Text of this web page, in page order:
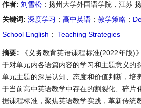
作者: 刘雪松 ：扬州大学外国语学院，江苏
关键词: 深度学习 ； 高中英语 ； 教学策略 ；
School English ； Teaching Strategies
摘要:
《义务教育英语课程标准(2022年版)
于对单元内各语篇内容的学习和主题意义的
单元主题的深层认知、态度和价值判断，培
于当前高中英语教学中存在的割裂化、碎片
据课程标准，聚焦英语教学实践，革新传统